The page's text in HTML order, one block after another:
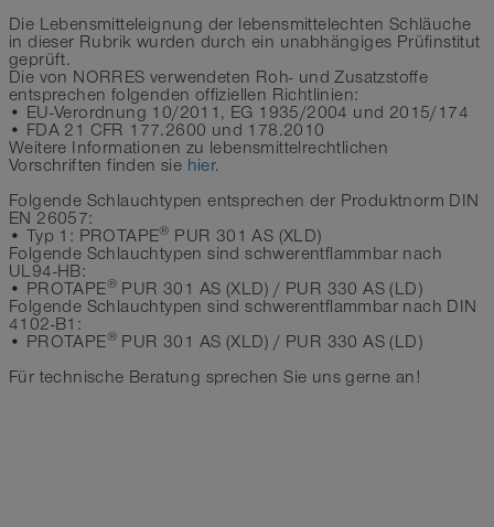
Die Lebensmitteleignung der lebensmittelechten Schläuche
in dieser Rubrik wurden durch ein unabhängiges Prüfinstitut
geprüft.
Die von NORRES verwendeten Roh- und Zusatzstoffe
entsprechen folgenden offiziellen Richtlinien:
• EU-Verordnung 10/2011, EG 1935/2004 und 2015/174
• FDA 21 CFR 177.2600 und 178.2010
Weitere Informationen zu lebensmittelrechtlichen
Vorschriften finden sie hier.
Folgende Schlauchtypen entsprechen der Produktnorm DIN
EN 26057:
• Typ 1: PROTAPE® PUR 301 AS (XLD)
Folgende Schlauchtypen sind schwerentflammbar nach
UL94-HB:
• PROTAPE® PUR 301 AS (XLD) / PUR 330 AS (LD)
Folgende Schlauchtypen sind schwerentflammbar nach DIN
4102-B1:
• PROTAPE® PUR 301 AS (XLD) / PUR 330 AS (LD)
Für technische Beratung sprechen Sie uns gerne an!